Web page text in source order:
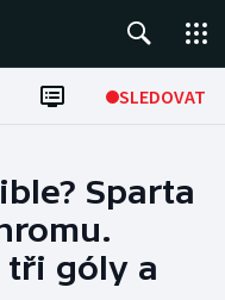
SLEDOVAT
Sparta
tři góly a